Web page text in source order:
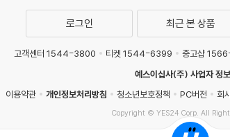
로그인 최근 본 상품
고객센터 1544-3800 티켓 1544-6399 중고샵
예스이십사(주) 사업자 정보
이용약관
개인정보처리방침 청소년보호정책 PC버전 회
Copyright © YES24 Corp. All